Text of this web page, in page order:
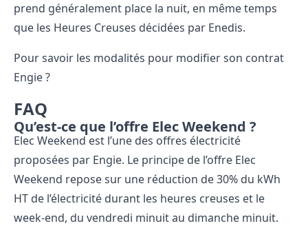
prend généralement place la nuit, en même temps
que les Heures Creuses décidées par Enedis.
Pour savoir les modalités pour modifier son contrat
Engie ?
FAQ
Qu’est-ce que l’offre Elec Weekend ?
Elec Weekend est l’une des offres électricité
proposées par Engie. Le principe de l’offre Elec
Weekend repose sur une réduction de 30% du kWh
HT de l’électricité durant les heures creuses et le
week-end, du vendredi minuit au dimanche minuit.